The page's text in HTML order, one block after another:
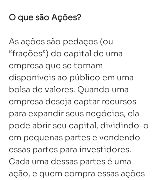
O que são Ações?
As ações são pedaços (ou
“frações”) do capital de uma
empresa que se tornam
disponíveis ao público em uma
bolsa de valores. Quando uma
empresa deseja captar recursos
para expandir seus negócios, ela
pode abrir seu capital, dividindo-o
em pequenas partes e vendendo
essas partes para investidores.
Cada uma dessas partes é uma
ação, e quem compra essas ações